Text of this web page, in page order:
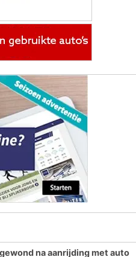
na aanrijding met auto